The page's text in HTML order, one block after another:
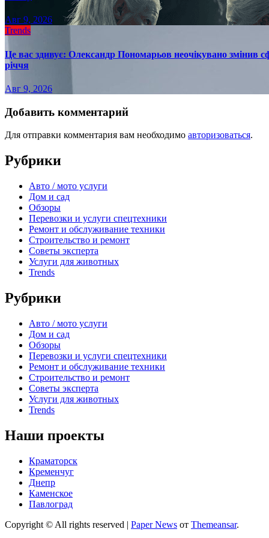
Авг 9, 2026
Trends
Це вас здивує: Олександр Пономарьов неочікувано змінив
річчя
Авг 9, 2026
Добавить комментарий
Для отправки комментария вам необходимо авторизоваться.
Рубрики
Авто / мото услуги
Дом и сад
Обзоры
Перевозки и услуги спецтехники
Ремонт и обслуживание техники
Строительство и ремонт
Советы эксперта
Услуги для животных
Trends
Рубрики
Авто / мото услуги
Дом и сад
Обзоры
Перевозки и услуги спецтехники
Ремонт и обслуживание техники
Строительство и ремонт
Советы эксперта
Услуги для животных
Trends
Наши проекты
Краматорск
Кременчуг
Днепр
Каменское
Павлоград
Copyright © All rights reserved | Paper News от Themeansar.